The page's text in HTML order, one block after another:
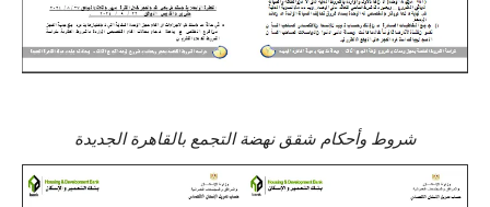
شروط وأحكام شقق نهضة التجمع بالقاهرة الجديدة